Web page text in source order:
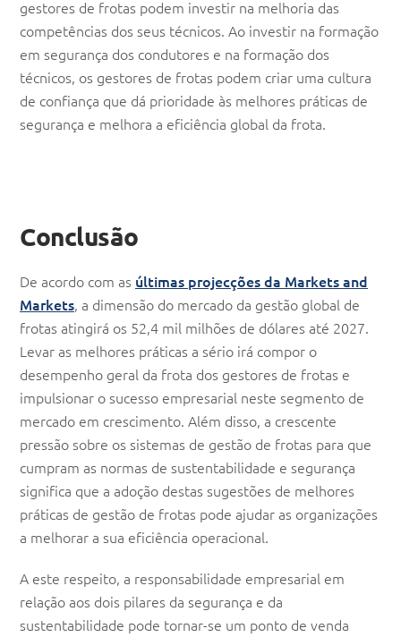
gestores de frotas podem investir na melhoria das
competências dos seus técnicos. Ao investir na formação
em segurança dos condutores e na formação dos
técnicos, os gestores de frotas podem criar uma cultura
de confiança que dá prioridade às melhores práticas de
segurança e melhora a eficiência global da frota.
Conclusão
De acordo com as últimas projecções da Markets and
Markets, a dimensão do mercado da gestão global de
frotas atingirá os 52,4 mil milhões de dólares até 2027.
Levar as melhores práticas a sério irá compor o
desempenho geral da frota dos gestores de frotas e
impulsionar o sucesso empresarial neste segmento de
mercado em crescimento. Além disso, a crescente
pressão sobre os sistemas de gestão de frotas para que
cumpram as normas de sustentabilidade e segurança
significa que a adoção destas sugestões de melhores
práticas de gestão de frotas pode ajudar as organizações
a melhorar a sua eficiência operacional.
A este respeito, a responsabilidade empresarial em
relação aos dois pilares da segurança e da
sustentabilidade pode tornar-se um ponto de venda